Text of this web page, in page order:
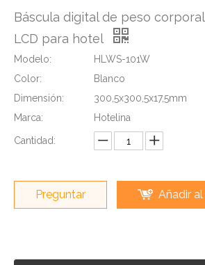
Báscula digital de peso
LCD para hotel
Modelo:
HLWS-101W
Color:
Blanco
Dimensión:
300,5x300,5x17,5mm
Marca:
Hotelina
Cantidad:
Preguntar Añadir